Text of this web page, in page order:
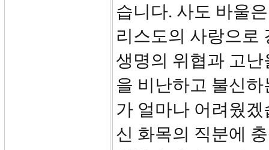
습니다. 사도 바울
리스도의 사랑으로
생명의 위협과 고
을 비난하고 불신
가 얼마나 어려웠
신 화목의 직분에